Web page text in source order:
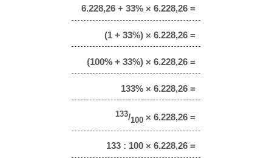
6.228,26 + 33% × 6.228,26 =
(1 + 33%) × 6.228,26 =
(100% + 33%) × 6.228,26 =
133% × 6.228,26 =
133/100 × 6.228,26 =
133 : 100 × 6.228,26 =